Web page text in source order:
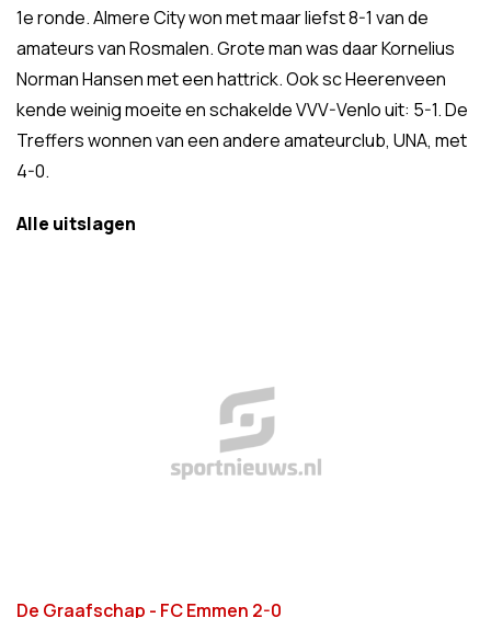
1e ronde. Almere City won met maar liefst 8-1 van de
amateurs van Rosmalen. Grote man was daar Kornelius
Norman Hansen met een hattrick. Ook sc Heerenveen
kende weinig moeite en schakelde VVV-Venlo uit: 5-1. De
Treffers wonnen van een andere amateurclub, UNA, met
4-0.
Alle uitslagen
De Graafschap - FC Emmen 2-0